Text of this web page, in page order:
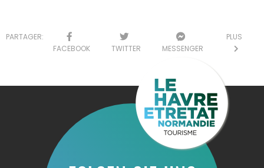
PARTAGER:
FACEBOOK
TWITTER MESSENGER
PLUS